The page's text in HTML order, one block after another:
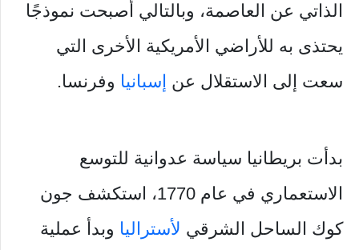
الذاتي عن العاصمة، وبالتالي أصبحت نموذجًا
يحتذى به للأراضي الأمريكية الأخرى التي
سعت إلى الاستقلال عن إسبانيا وفرنسا.
بدأت بريطانيا سياسة عدوانية للتوسع
الاستعماري في عام 1770، استكشف جون
كوك الساحل الشرقي لأستراليا وبدأ عملية